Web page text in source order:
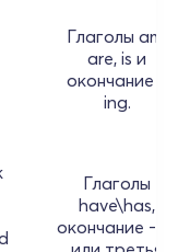
Глаголы am,
are, is и
окончание –
ing.
Глаголы
have\has,
окончание -ed